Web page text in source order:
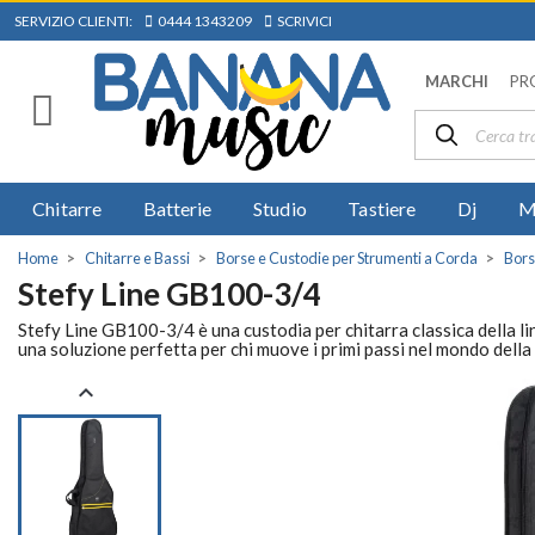
SERVIZIO CLIENTI: 0444 1343209 SCRIVICI
MARCHI
Chitarre Batterie Studio Tastiere Dj
Home Chitarre e Bassi Borse e Custodie per Strumenti a Corda
Stefy Line GB100-3/4
Stefy Line GB100-3/4 è una custodia per chitarra classica della
una soluzione perfetta per chi muove i primi passi nel mondo della
